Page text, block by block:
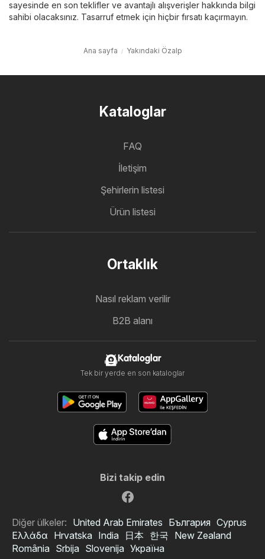
sayesinde en son teklifler ve avantajlı alışverişler hakkında bilgi
sahibi olacaksınız. Tasarruf etmek için hiçbir fırsatı kaçırmayın.
Ana sayfa Yakındaki Özalp
Kataloglar
FAQ
İletişim
Şehirlerin listesi
Ürün listesi
Ortaklık
Nasıl reklam verilir
B2B alanı
Kataloglar
Tek bir yerde en son kataloglar
Bizi takip edin
Diğer ülkeler: United Arab Emirates България Cyprus
Ελλάδα Hrvatska India 日本 한국 New Zealand
România Srbija Slovenija Україна